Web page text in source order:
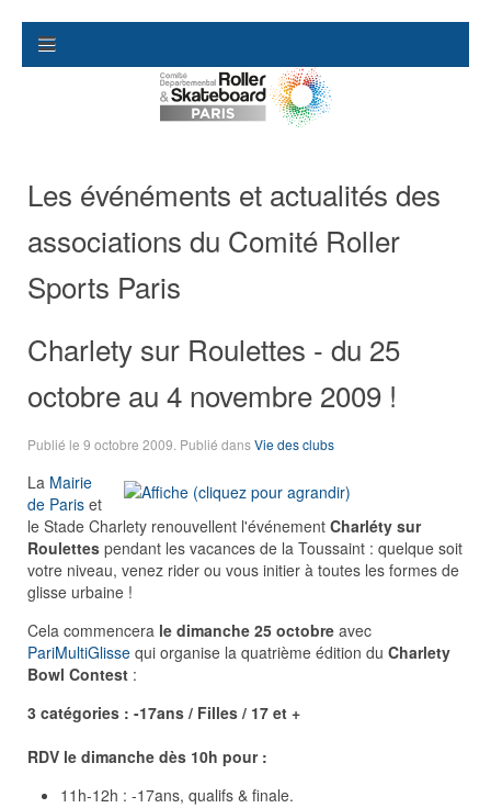
Les événéments et actualités des
associations du Comité Roller
Sports Paris
Charlety sur Roulettes - du 25
octobre au 4 novembre 2009 !
Publié le 9 octobre 2009 . Publié dansVie des clubs
La Mairie
de Paris et
le Stade Charlety renouvellent l'événement Charléty sur
Roulettes pendant les vacances de la Toussaint : quelque soit
votre niveau, venez rider ou vous initier à toutes les formes de
glisse urbaine !
Cela commencera le dimanche 25 octobre avec
PariMultiGlisse qui organise la quatrième édition du Charlety
Bowl Contest :
3 catégories : -17ans / Filles / 17 et +
RDV le dimanche dès 10h pour :
11h-12h : -17ans, qualifs & finale.